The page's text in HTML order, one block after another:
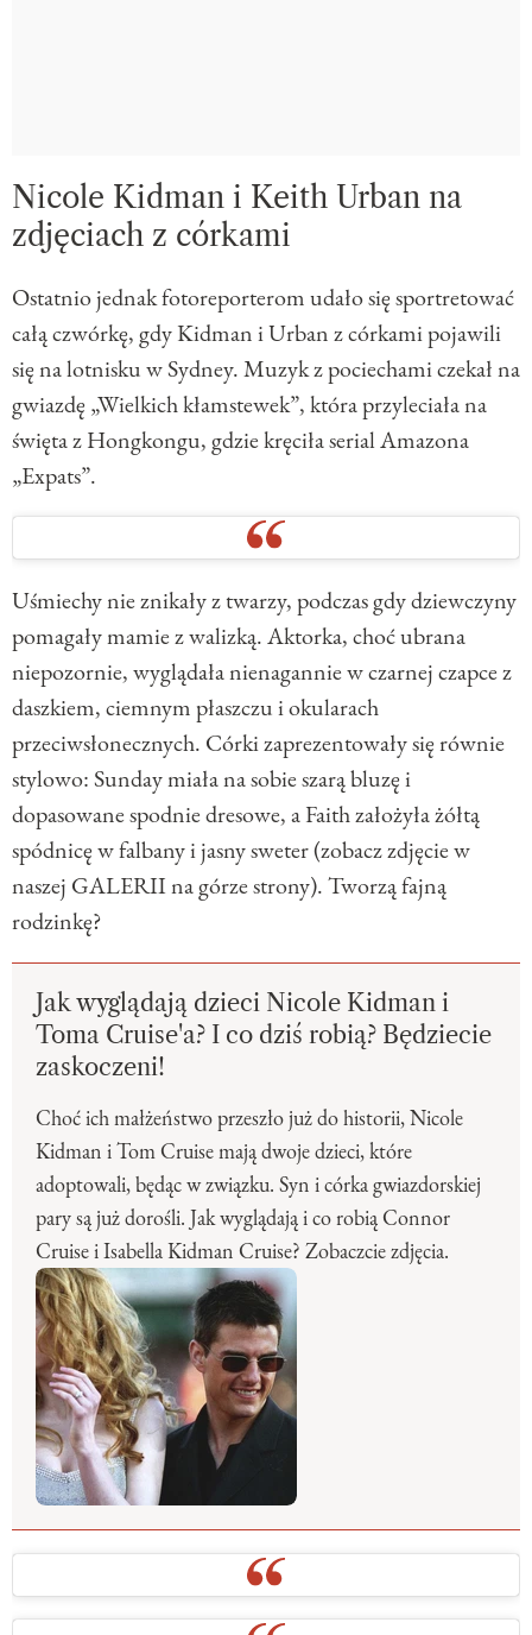
Nicole Kidman i Keith Urban na
zdjęciach z córkami
Ostatnio jednak fotoreporterom udało się sportretować
całą czwórkę, gdy Kidman i Urban z córkami pojawili
się na lotnisku w Sydney. Muzyk z pociechami czekał na
gwiazdę „Wielkich kłamstewek”, która przyleciała na
święta z Hongkongu, gdzie kręciła serial Amazona
„Expats”.
Uśmiechy nie znikały z twarzy, podczas gdy dziewczyny
pomagały mamie z walizką. Aktorka, choć ubrana
niepozornie, wyglądała nienagannie w czarnej czapce z
daszkiem, ciemnym płaszczu i okularach
przeciwsłonecznych. Córki zaprezentowały się równie
stylowo: Sunday miała na sobie szarą bluzę i
dopasowane spodnie dresowe, a Faith założyła żółtą
spódnicę w falbany i jasny sweter (zobacz zdjęcie w
naszej GALERII na górze strony). Tworzą fajną
rodzinkę?
Jak wyglądają dzieci Nicole Kidman i
Toma Cruise'a? I co dziś robią? Będziecie
zaskoczeni!
Choć ich małżeństwo przeszło już do historii, Nicole
Kidman i Tom Cruise mają dwoje dzieci, które
adoptowali, będąc w związku. Syn i córka gwiazdorskiej
pary są już dorośli. Jak wyglądają i co robią Connor
Cruise i Isabella Kidman Cruise? Zobaczcie zdjęcia.